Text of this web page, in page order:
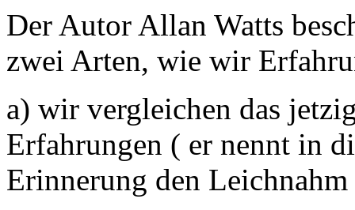
Der Autor Allan Watts
zwei Arten, wie wir
a) wir vergleichen das
Erfahrungen ( er nennt in
Erinnerung den